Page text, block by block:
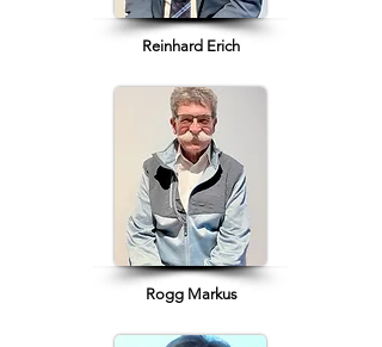
Reinhard Erich
Rogg Markus